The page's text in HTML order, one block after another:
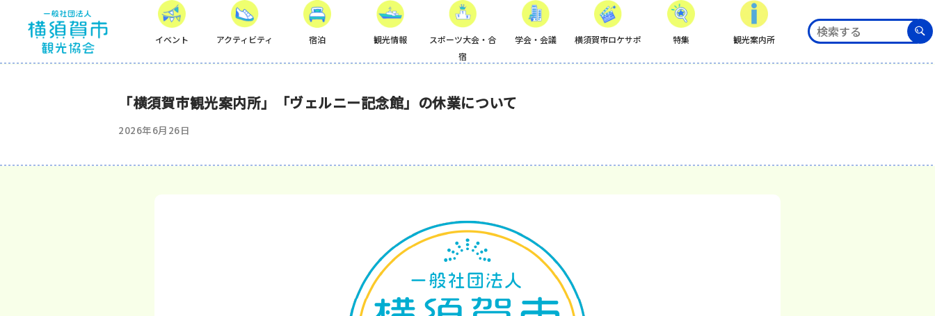
イベント アクティビティ 宿泊 観光情報
スポーツ大会・合
宿
学会・会議 横須賀市ロケサポ 特集 観光案内所
「横須賀市観光案内所」「ヴェルニー記念館」の休業について
2026年6月26日